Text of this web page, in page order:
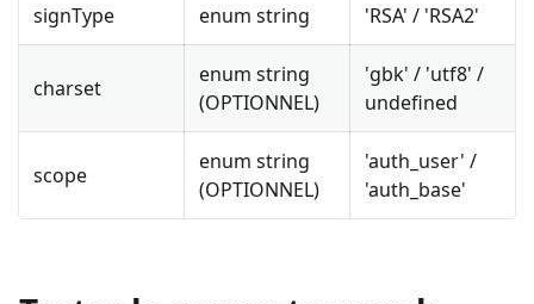
signType enum string 'RSA' / 'RSA2'
charset
enum string
(OPTIONNEL)
'gbk' / 'utf8' /
undefined
scope
enum string
(OPTIONNEL)
'auth_user' /
'auth_base'